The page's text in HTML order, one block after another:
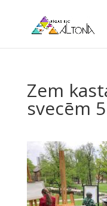
Zem
svecēm 5